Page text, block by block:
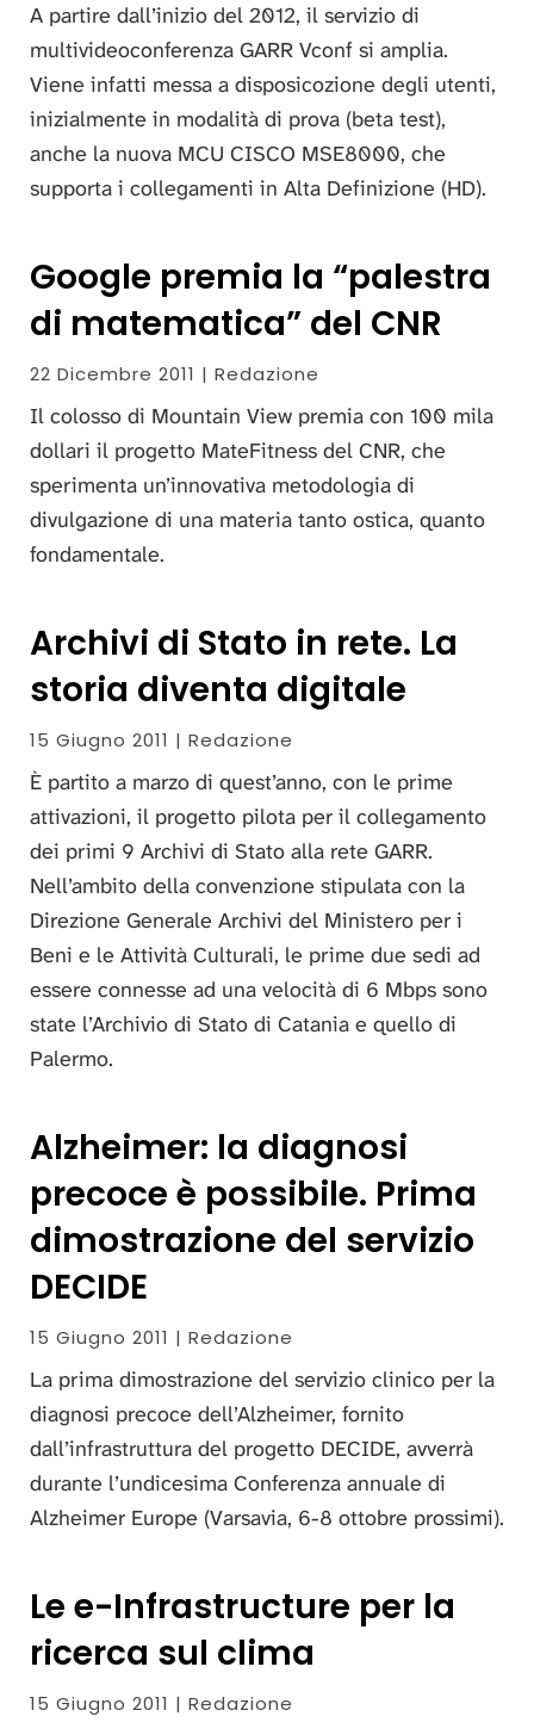
A partire dall’inizio del 2012, il servizio di
multivideoconferenza GARR Vconf si amplia.
Viene infatti messa a disposicozione degli utenti,
inizialmente in modalità di prova (beta test),
anche la nuova MCU CISCO MSE8000, che
supporta i collegamenti in Alta Definizione (HD).
Google premia la “palestra
di matematica” del CNR
22 Dicembre 2011 | Redazione
Il colosso di Mountain View premia con 100 mila
dollari il progetto MateFitness del CNR, che
sperimenta un’innovativa metodologia di
divulgazione di una materia tanto ostica, quanto
fondamentale.
Archivi di Stato in rete. La
storia diventa digitale
15 Giugno 2011 | Redazione
È partito a marzo di quest’anno, con le prime
attivazioni, il progetto pilota per il collegamento
dei primi 9 Archivi di Stato alla rete GARR.
Nell’ambito della convenzione stipulata con la
Direzione Generale Archivi del Ministero per i
Beni e le Attività Culturali, le prime due sedi ad
essere connesse ad una velocità di 6 Mbps sono
state l’Archivio di Stato di Catania e quello di
Palermo.
Alzheimer: la diagnosi
precoce è possibile. Prima
dimostrazione del servizio
DECIDE
15 Giugno 2011 | Redazione
La prima dimostrazione del servizio clinico per la
diagnosi precoce dell’Alzheimer, fornito
dall’infrastruttura del progetto DECIDE, avverrà
durante l’undicesima Conferenza annuale di
Alzheimer Europe (Varsavia, 6-8 ottobre prossimi).
Le e-Infrastructure per la
ricerca sul clima
15 Giugno 2011 | Redazione